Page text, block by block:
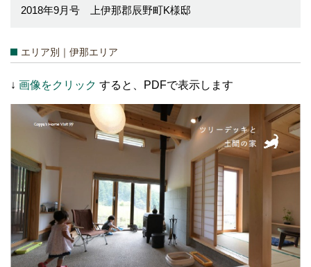
2018年9月号 上伊那郡辰野町K様邸
エリア別｜伊那エリア
↓ 画像をクリック すると、PDFで表示します